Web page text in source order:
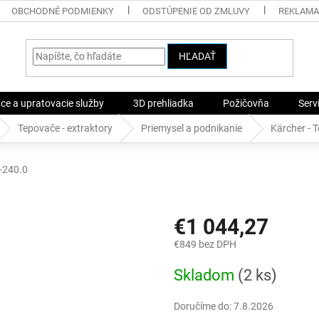
OBCHODNÉ PODMIENKY ODSTÚPENIE OD ZMLUVY
HĽADAŤ
a upratovacie služby 3D prehliadka Požičovňa
Tepovače - extraktory Priemysel a podnikanie Kärcher -
240.0
€1 044,27
€849 bez DPH
cena:
Skladom (2 ks)
Doručíme do:7.8.2026